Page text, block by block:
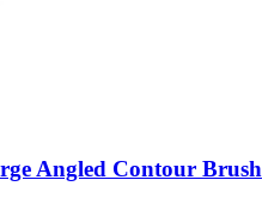
Angled Contour Brush